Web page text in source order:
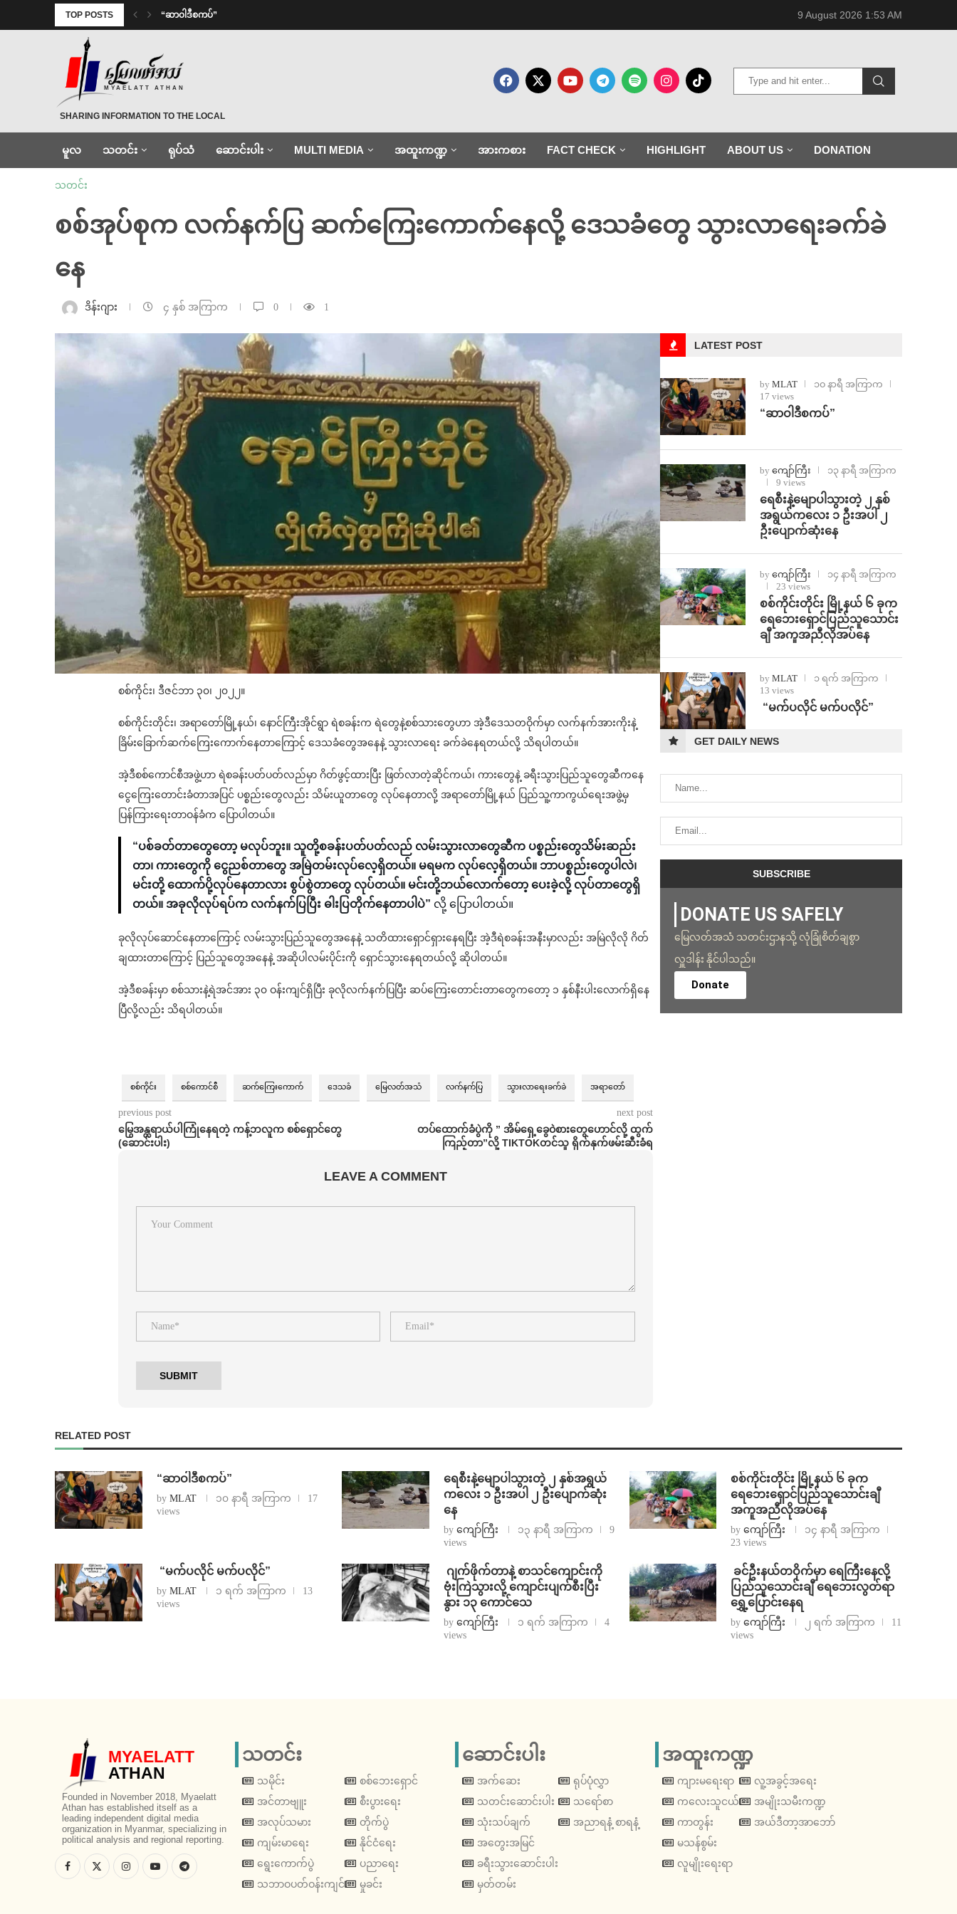
TOP POSTS “ဆာဝါဒီစကပ်” 9 August 2026 1:53 AM
MYAELATT ATHAN
SHARING INFORMATION TO THE LOCAL
မူလ သတင်း ရုပ်သံ ဆောင်းပါး MULTI MEDIA အထူးကဏ္ဍ အားကစား FACT CHECK HIGHLIGHT ABOUT US DONATION
သတင်း
စစ်အုပ်စုက လက်နက်ပြ ဆက်ကြေးကောက်နေလို့ ဒေသခံတွေ သွားလာရေးခက်ခဲ
နေ
ဒိန်းဂျား ၄ နှစ် အကြာက 0 1
စစ်ကိုင်း၊ ဒီဇင်ဘာ ၃၀၊ ၂၀၂၂။
စစ်ကိုင်းတိုင်း၊ အရာတော်မြို့နယ်၊ နောင်ကြီးအိုင်ရွာ ရဲစခန်းက ရဲတွေနဲ့စစ်သားတွေဟာ အဲ့ဒီဒေသတဝိုက်မှာ လက်နက်အားကိုးနဲ့
ခြိမ်းခြောက်ဆက်ကြေးကောက်နေတာကြောင့် ဒေသခံတွေအနေနဲ့ သွားလာရေး ခက်ခဲနေရတယ်လို့ သိရပါတယ်။
အဲ့ဒီစစ်ကောင်စီအဖွဲ့ဟာ ရဲစခန်းပတ်ပတ်လည်မှာ ဂိတ်ဖွင့်ထားပြီး ဖြတ်လာတဲ့ဆိုင်ကယ်၊ ကားတွေနဲ့ ခရီးသွားပြည်သူတွေဆီကနေ
ငွေကြေးတောင်းခံတာအပြင် ပစ္စည်းတွေလည်း သိမ်းယူတာတွေ လုပ်နေတာလို့ အရာတော်မြို့နယ် ပြည်သူ့ကာကွယ်ရေးအဖွဲ့မှ
ပြန်ကြားရေးတာဝန်ခံက ပြောပါတယ်။
“ပစ်ခတ်တာတွေတော့ မလုပ်ဘူး။ သူတို့စခန်းပတ်ပတ်လည် လမ်းသွားလာတွေဆီက ပစ္စည်းတွေသိမ်းဆည်း
တာ၊ ကားတွေကို ငွေညစ်တာတွေ အမြဲတမ်းလုပ်လေ့ရှိတယ်။ မရမက လုပ်လေ့ရှိတယ်။ ဘာပစ္စည်းတွေပါလဲ၊
မင်းတို့ ထောက်ပို့လုပ်နေတာလား စွပ်စွဲတာတွေ လုပ်တယ်။ မင်းတို့ဘယ်လောက်‌တော့ ပေးခဲ့လို့ လုပ်တာတွေရှိ
တယ်။ အခုလိုလုပ်ရပ်က လက်နက်ပြပြီး ဓါးပြတိုက်နေတာပါပဲ” လို့ ပြောပါတယ်။
ခုလိုလုပ်ဆောင်နေတာကြောင့် လမ်းသွားပြည်သူတွေအနေနဲ့ သတိထားရှောင်ရှားနေရပြီး အဲ့ဒီရဲစခန်းအနီးမှာလည်း အမြဲလိုလို ဂိတ်
ချထားတာကြောင့် ပြည်သူတွေအနေနဲ့ အဆိုပါလမ်းပိုင်းကို ရှောင်သွားနေရတယ်လို့ ဆိုပါတယ်။
အဲ့ဒီစခန်းမှာ စစ်သားနဲ့ရဲအင်အား ၃၀ ဝန်းကျင်ရှိပြီး ခုလိုလက်နက်ပြပြီး ဆပ်ကြေးတောင်းတာတွေကတော့ ၁ နှစ်နီးပါးလောက်ရှိနေ
ပြီလို့လည်း သိရပါတယ်။
စစ်ကိုင်း စစ်ကောင်စီ ဆက်ကြေးကောက် ‌ဒေသခံ မြေလတ်အသံ လက်နက်ပြ သွားလာရေးခက်ခဲ အရာတော်
previous post
မြွေအန္တရာယ်ပါကြုံနေရတဲ့ ကန့်ဘလူက စစ်ရှောင်တွေ
(ဆောင်းပါး)
next post
တပ်ထောက်ခံပွဲကို ” အိမ်ရှေ့ခွေဝဲစားတွေဟောင်လို့ ထွက်
ကြည့်တာ”လို့ TIKTOKတင်သူ ရိုက်နှက်ဖမ်းဆီးခံရ
LEAVE A COMMENT
LATEST POST
by MLAT
၁၀ နာရီ အကြာက
17 views
“ဆာဝါဒီစကပ်”
by ကျော်ကြီး
၁၃ နာရီ အကြာက
9 views
ရေစီးနဲ့မျောပါသွားတဲ့ ၂ နှစ်
အရွယ်ကလေး ၁ ဦးအပါ ၂
ဦးပျောက်ဆုံးနေ
by ကျော်ကြီး
၁၄ နာရီ အကြာက
23 views
စစ်ကိုင်းတိုင်း မြို့နယ် ၆ ခုက
ရေဘေးရှောင်ပြည်သူသောင်း
ချီ အကူအညီလိုအပ်နေ
by MLAT
၁ ရက် အကြာက
13 views
⁨ ⁨“မက်ပလိုင် မက်ပလိုင်”
GET DAILY NEWS
DONATE US SAFELY
မြေလတ်အသံ သတင်းဌာနသို့ လုံခြုံစိတ်ချစွာ
လှူဒါန်း နိုင်ပါသည်။
Donate
RELATED POST
“ဆာဝါဒီစကပ်”
by MLAT ၁၀ နာရီ အကြာက
17
views
ရေစီးနဲ့မျောပါသွားတဲ့ ၂ နှစ်အရွယ်
ကလေး ၁ ဦးအပါ ၂ ဦးပျောက်ဆုံး
နေ
by ကျော်ကြီး ၁၃ နာရီ အကြာက
9
views
စစ်ကိုင်းတိုင်း မြို့နယ် ၆ ခုက
ရေဘေးရှောင်ပြည်သူသောင်းချီ
အကူအညီလိုအပ်နေ
byကျော်ကြီး
၁၄ နာရီ အကြာက
23 views
⁨ ⁨“မက်ပလိုင် မက်ပလိုင်”
by MLAT ၁ ရက် အကြာက
13
views
⁨⁩ ⁨ဂျက်ဖိုက်တာနဲ့ စာသင်ကျောင်းကို
ဗုံးကြဲသွားလို့ ကျောင်းပျက်စီးပြီး
နွား ၁၃ ကောင်သေ
by ကျော်ကြီး ၁ ရက် အကြာက
4
views
⁩ ⁨ခင်ဦးနယ်တဝိုက်မှာ ရေကြီးနေလို့
ပြည်သူသောင်းချီ ရေဘေးလွတ်ရာ
ရွှေ့ပြောင်းနေရ
byကျော်ကြီး ၂ ရက် အကြာက
11
views
MYAELATT
ATHAN
Founded in November 2018, Myaelatt
Athan has established itself as a
leading independent digital media
organization in Myanmar, specializing in
political analysis and regional reporting.
သတင်း
သမိုင်း
အင်တာဗျူး
အလုပ်သမား
ကျမ်းမာရေး
ရွေးကောက်ပွဲ
သဘာဝပတ်ဝန်းကျင်
စစ်ဘေးရှောင်
စီးပွားရေး
တိုက်ပွဲ
နိုင်ငံရေး
ပညာရေး
မှုခင်း
ဆောင်းပါး
အက်ဆေး
သတင်းဆောင်းပါး
သုံးသပ်ချက်
အတွေးအမြင်
ခရီးသွားဆောင်းပါး
မှတ်တမ်း
ရုပ်ပုံလွှာ
သရော်စာ
အညာရနံ့ စာရနံ့
အထူးကဏ္ဍ
ကျားမရေးရာ
ကလေးသူငယ်
ကာတွန်း
မသန်စွမ်း
လူမျိုးရေးရာ
လူ့အခွင့်အရေး
အမျိုးသမီးကဏ္ဍ
အယ်ဒီတာ့အာဘော်